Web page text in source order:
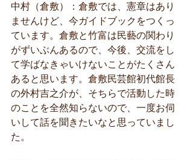
中村（倉敷）：倉敷では、憲章はあり
ませんけど、今ガイドブックをつくっ
ています。倉敷と竹富は民藝の関わり
がずいぶんあるので、今後、交流をし
て学ばなきゃいけないことがたくさん
あると思います。倉敷民芸館初代館長
の外村吉之介が、そちらで活動した時
のことを全然知らないので、一度お伺
いして話を聞きたいなと思っていまし
た。